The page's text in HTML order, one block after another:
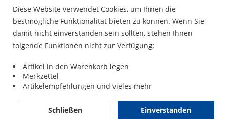
FRONTSCHEIBE UNTEN für KOMATSU PC110R
KOMATSU: PC10-7, PC110R, PC20-7, PC30-7, PC75-1, PC75R-2,
Diese Website verwendet Cookies, um Ihnen die
bestmögliche Funktionalität bieten zu können. Wenn Sie
damit nicht einverstanden sein sollten, stehen Ihnen
folgende Funktionen nicht zur Verfügung:
Artikel in den Warenkorb legen
Merkzettel
Artikelempfehlungen und vieles mehr
Einverstanden
Schließen